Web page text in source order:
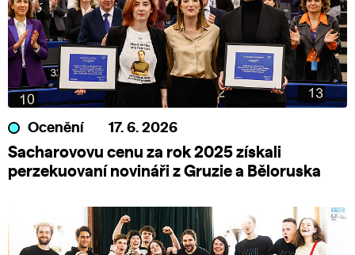
Ocenění 17. 6. 2026
Sacharovovu cenu za rok 2025 získali
perzekuovaní novináři z Gruzie a Běloruska